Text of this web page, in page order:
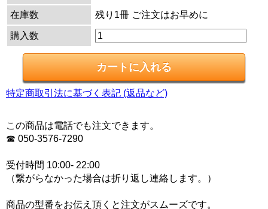
在庫数
残り1冊 ご注文はお早めに
購入数
特定商取引法に基づく表記 (返品など)
この商品は電話でも注文できます。
☎ 050-3576-7290
受付時間 10:00- 22:00
（繋がらなかった場合は折り返し連絡します。）
商品の型番をお伝え頂くと注文がスムーズです。